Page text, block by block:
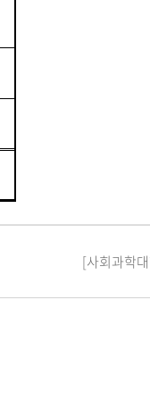
[사회과학